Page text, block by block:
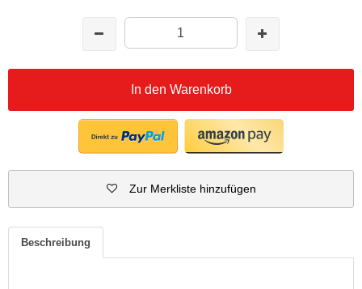
In den Warenkorb
Zur Merkliste hinzufügen
Beschreibung